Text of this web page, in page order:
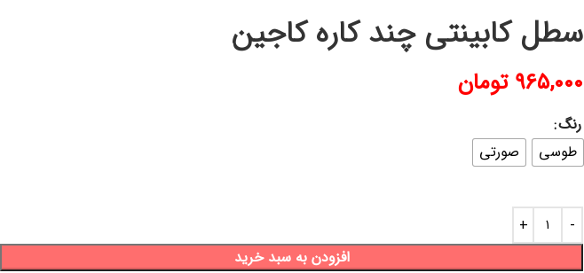
سطل کابینتی چند کاره کاجین
۹۶۵,۰۰۰ تومان
رنگ
طوسی
صورتی
افزودن به سبد خرید